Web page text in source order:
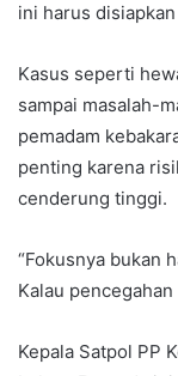
ini harus
Kasus seperti
sampai masalah-
pemadam
penting karena
cenderung tinggi.
“Fokusnya bukan
Kalau
Kepala Satpol PP